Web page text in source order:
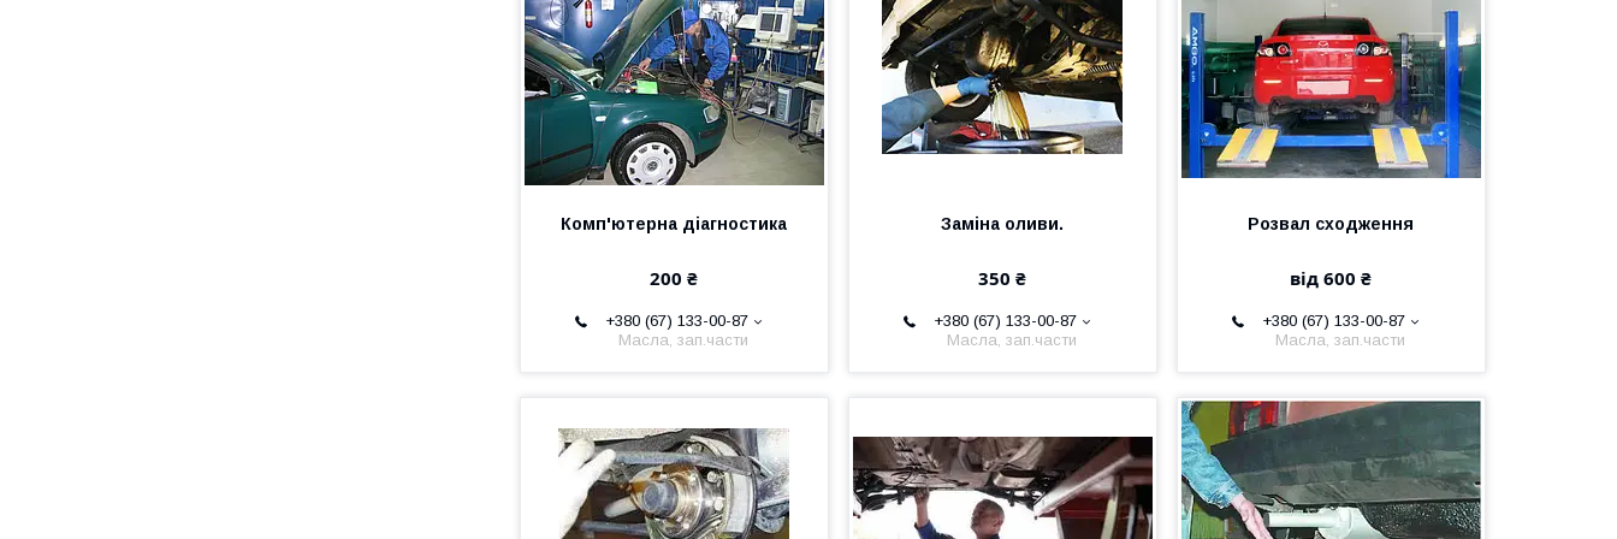
Комп'ютерна діагностика
200 ₴
+380 (67) 133-00-87
Масла, зап.части
Заміна оливи.
350 ₴
+380 (67) 133-00-87
Масла, зап.части
Розвал сходження
від 600 ₴
+380 (67) 133-00-87
Масла, зап.части